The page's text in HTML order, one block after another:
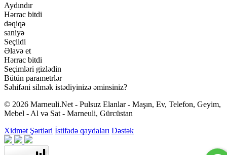
Aydındır
Hərrac bitdi
dəqiqə
saniyə
Seçildi
Əlavə et
Hərrac bitdi
Seçimləri gizlədin
Bütün parametrlər
Səhifəni silmək istədiyinizə əminsiniz?
© 2026 Marneuli.Net - Pulsuz Elanlar - Maşın, Ev, Telefon, Geyim,
Mebel - Al və Sat - Marneuli, Gürcüstan
Xidmət Şərtləri İstifadə qaydaları Dəstək